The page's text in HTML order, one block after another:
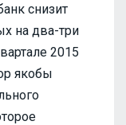
снизит
на два-три
2015
якобы